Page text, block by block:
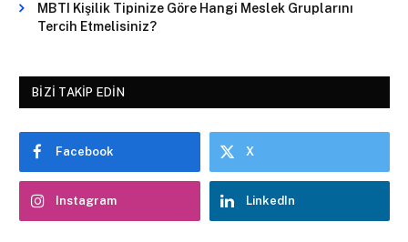
MBTI Kişilik Tipinize Göre Hangi Meslek Gruplarını
Tercih Etmelisiniz?
BIZI TAKIP EDIN
Facebook X
Instagram LinkedIn